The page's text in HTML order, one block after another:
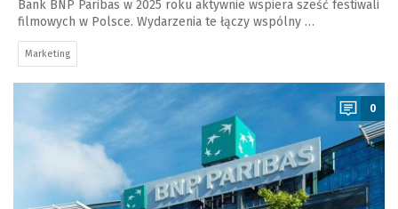
Bank BNP Paribas w 2025 roku aktywnie wspiera sześć festiwali
filmowych w Polsce. Wydarzenia te łączy wspólny …
Marketing
a
0